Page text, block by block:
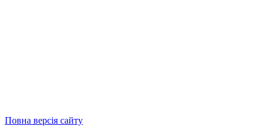
Повна версія сайту